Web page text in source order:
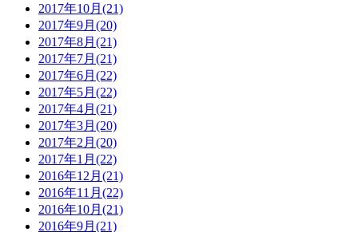
2017年10月(21)
2017年9月(20)
2017年8月(21)
2017年7月(21)
2017年6月(22)
2017年5月(22)
2017年4月(21)
2017年3月(20)
2017年2月(20)
2017年1月(22)
2016年12月(21)
2016年11月(22)
2016年10月(21)
2016年9月(21)